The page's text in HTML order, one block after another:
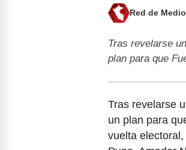
Red de
Tras revelarse
plan para que
Tras revelarse
un plan para
vuelta